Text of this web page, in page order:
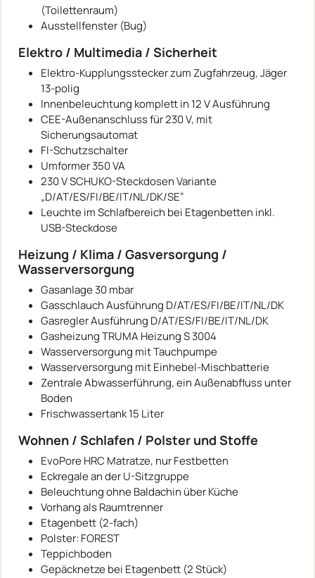
(Toilettenraum)
Ausstellfenster (Bug)
Elektro / Multimedia / Sicherheit
Elektro-Kupplungsstecker zum Zugfahrzeug, Jäger
13-polig
Innenbeleuchtung komplett in 12 V Ausführung
CEE-Außenanschluss für 230 V, mit
Sicherungsautomat
FI-Schutzschalter
Umformer 350 VA
230 V SCHUKO-Steckdosen Variante
„D/AT/ES/FI/BE/IT/NL/DK/SE“
Leuchte im Schlafbereich bei Etagenbetten inkl.
USB-Steckdose
Heizung / Klima / Gasversorgung /
Wasserversorgung
Gasanlage 30 mbar
Gasschlauch Ausführung D/AT/ES/FI/BE/IT/NL/DK
Gasregler Ausführung D/AT/ES/FI/BE/IT/NL/DK
Gasheizung TRUMA Heizung S 3004
Wasserversorgung mit Tauchpumpe
Wasserversorgung mit Einhebel-Mischbatterie
Zentrale Abwasserführung, ein Außenabfluss unter
Boden
Frischwassertank 15 Liter
Wohnen / Schlafen / Polster und Stoffe
EvoPore HRC Matratze, nur Festbetten
Eckregale an der U-Sitzgruppe
Beleuchtung ohne Baldachin über Küche
Vorhang als Raumtrenner
Etagenbett (2-fach)
Polster: FOREST
Teppichboden
Gepäcknetze bei Etagenbett (2 Stück)